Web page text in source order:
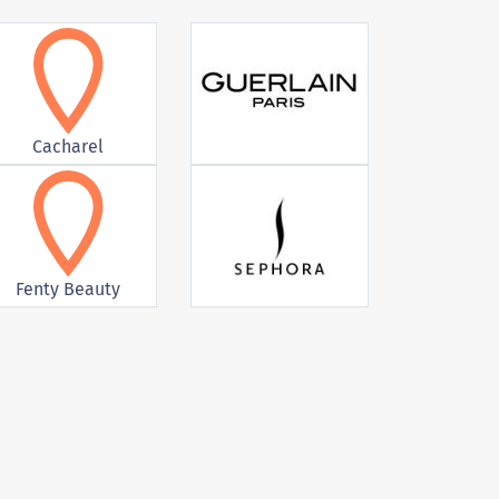
Cacharel
Fenty Beauty